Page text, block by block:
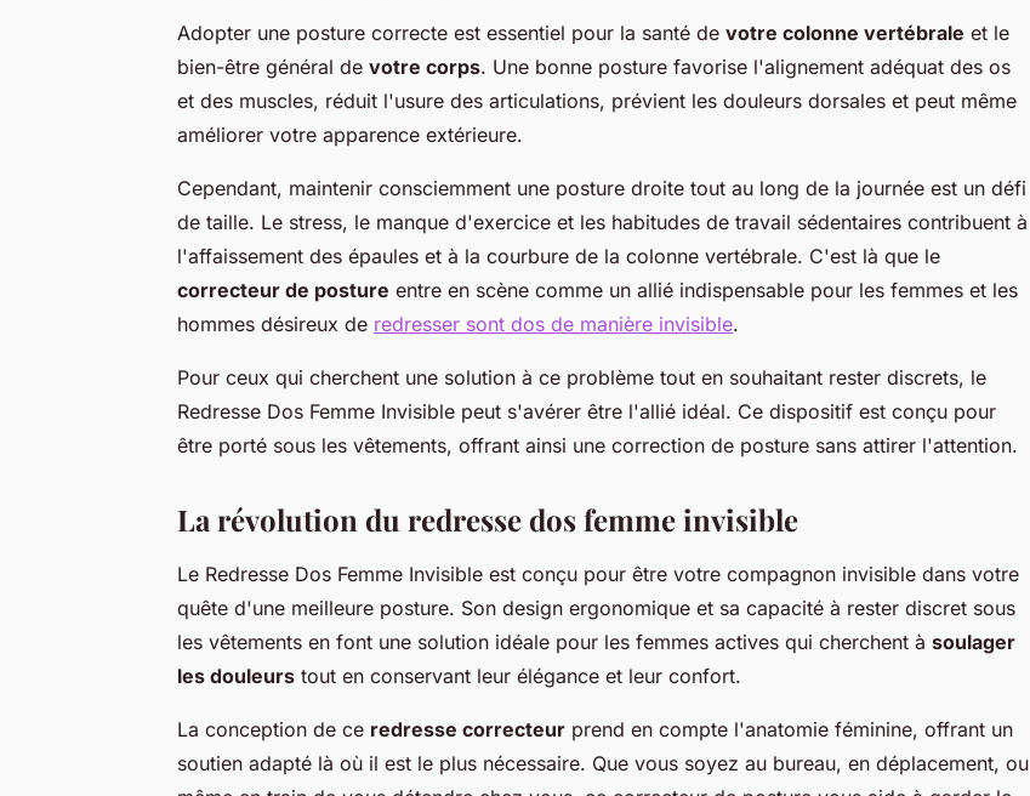
Adopter une posture correcte est essentiel pour la santé de votre colonne vertébrale et le
bien-être général de votre corps. Une bonne posture favorise l'alignement adéquat des os
et des muscles, réduit l'usure des articulations, prévient les douleurs dorsales et peut même
améliorer votre apparence extérieure.
Cependant, maintenir consciemment une posture droite tout au long de la journée est un défi
de taille. Le stress, le manque d'exercice et les habitudes de travail sédentaires contribuent à
l'affaissement des épaules et à la courbure de la colonne vertébrale. C'est là que le
correcteur de posture entre en scène comme un allié indispensable pour les femmes et les
hommes désireux de redresser sont dos de manière invisible.
Pour ceux qui cherchent une solution à ce problème tout en souhaitant rester discrets, le
Redresse Dos Femme Invisible peut s'avérer être l'allié idéal. Ce dispositif est conçu pour
être porté sous les vêtements, offrant ainsi une correction de posture sans attirer l'attention.
La révolution du redresse dos femme invisible
Le Redresse Dos Femme Invisible est conçu pour être votre compagnon invisible dans votre
quête d'une meilleure posture. Son design ergonomique et sa capacité à rester discret sous
les vêtements en font une solution idéale pour les femmes actives qui cherchent à soulager
les douleurs tout en conservant leur élégance et leur confort.
La conception de ce redresse correcteur prend en compte l'anatomie féminine, offrant un
soutien adapté là où il est le plus nécessaire. Que vous soyez au bureau, en déplacement, ou